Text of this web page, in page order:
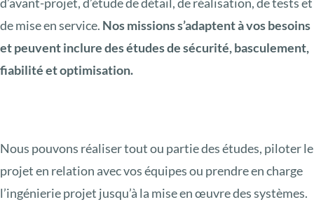
de mise en service. Nos missions s’adaptent à vos besoins
et peuvent inclure des études de sécurité, basculement,
fiabilité et optimisation.
Nous pouvons réaliser tout ou partie des études, piloter le
projet en relation avec vos équipes ou prendre en charge
l’ingénierie projet jusqu’à la mise en œuvre des systèmes.